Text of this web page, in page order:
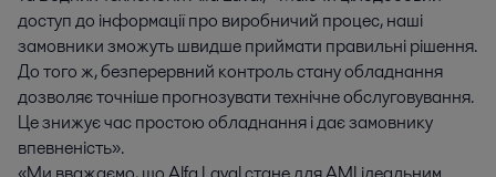
доступ до інформації про виробничий процес, наші
замовники зможуть швидше приймати правильні рішення.
До того ж, безперервний контроль стану обладнання
дозволяє точніше прогнозувати технічне обслуговування.
Це знижує час простою обладнання і дає замовнику
впевненість».